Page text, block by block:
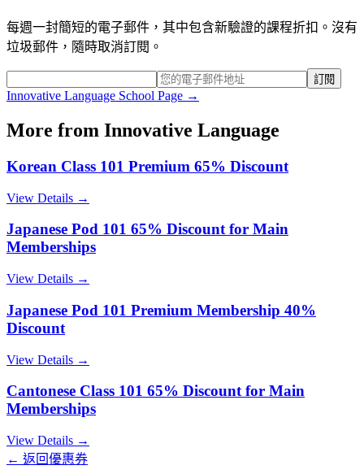
每週一封簡短的電子郵件，其中包含新驗證的課程折扣。沒有
垃圾郵件，隨時取消訂閱。
訂閱
Innovative Language School Page →
More from Innovative Language
Korean Class 101 Premium 65% Discount
View Details →
Japanese Pod 101 65% Discount for Main
Memberships
View Details →
Japanese Pod 101 Premium Membership 40%
Discount
View Details →
Cantonese Class 101 65% Discount for Main
Memberships
View Details →
← 返回優惠券